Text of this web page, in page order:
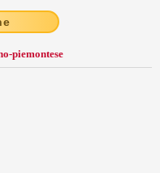
piemontese